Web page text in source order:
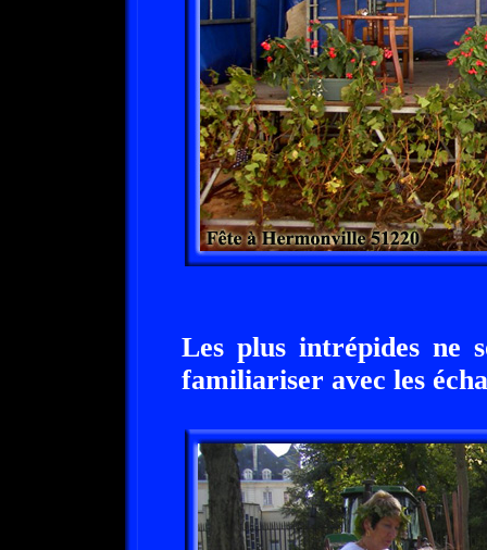
Les plus intrépides ne
familiariser avec les